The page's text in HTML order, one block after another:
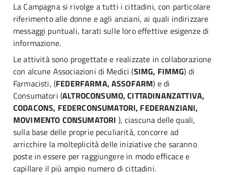
La Campagna si rivolge a tutti i cittadini, con particolare
riferimento alle donne e agli anziani, ai quali indirizzare
messaggi puntuali, tarati sulle loro effettive esigenze di
informazione.
Le attività sono progettate e realizzate in collaborazione
con alcune Associazioni di Medici (SIMG, FIMMG) di
Farmacisti, (FEDERFARMA, ASSOFARM) e di
Consumatori (ALTROCONSUMO, CITTADINANZATTIVA,
CODACONS, FEDERCONSUMATORI, FEDERANZIANI,
MOVIMENTO CONSUMATORI ), ciascuna delle quali,
sulla base delle proprie peculiarità, concorre ad
arricchire la molteplicità delle iniziative che saranno
poste in essere per raggiungere in modo efficace e
capillare il più ampio numero di cittadini.